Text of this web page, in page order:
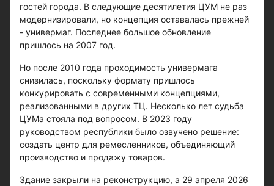
гостей города. В следующие десятилетия ЦУМ не раз
модернизировали, но концепция оставалась прежней
- универмаг. Последнее большое обновление
пришлось на 2007 год.
Но после 2010 года проходимость универмага
снизилась, поскольку формату пришлось
конкурировать с современными концепциями,
реализованными в других ТЦ. Несколько лет судьба
ЦУМа стояла под вопросом. В 2023 году
руководством республики было озвучено решение:
создать центр для ремесленников, объединяющий
производство и продажу товаров.
Здание закрыли на реконструкцию, а 29 апреля 2026